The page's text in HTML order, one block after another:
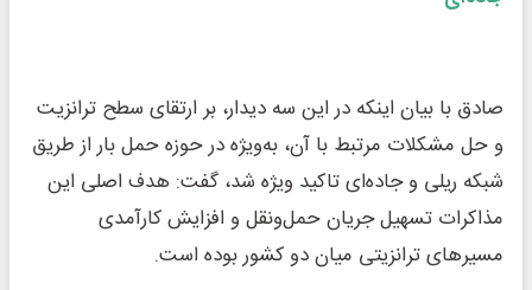
صادق با بیان اینکه در این سه دیدار، بر ارتقای سطح ترانزیت
و حل مشکلات مرتبط با آن، به‌ویژه در حوزه حمل بار از طریق
شبکه ریلی و جاده‌ای تاکید ویژه شد، گفت: هدف اصلی این
مذاکرات تسهیل جریان حمل‌ونقل و افزایش کارآمدی
مسیرهای ترانزیتی میان دو کشور بوده است.